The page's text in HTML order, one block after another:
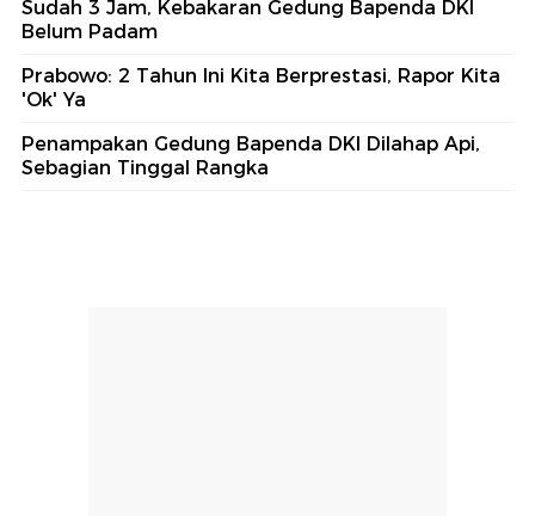
Sudah 3 Jam, Kebakaran Gedung Bapenda DKI
Belum Padam
Prabowo: 2 Tahun Ini Kita Berprestasi, Rapor Kita
'Ok' Ya
Penampakan Gedung Bapenda DKI Dilahap Api,
Sebagian Tinggal Rangka